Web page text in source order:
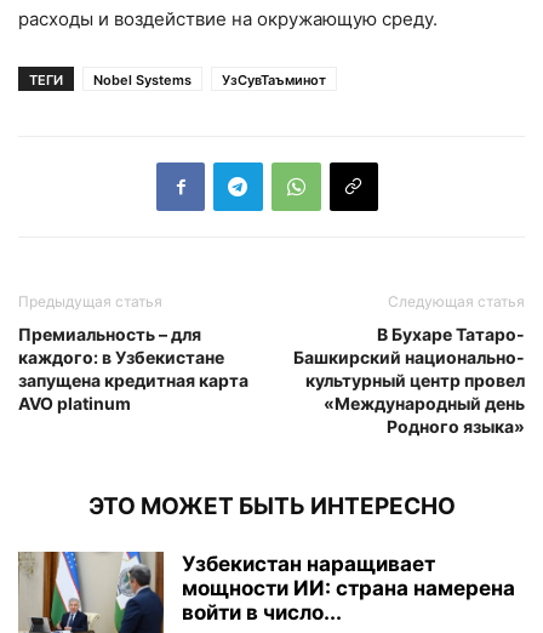
расходы и воздействие на окружающую среду.
ТЕГИ Nobel Systems УзСувТаъминот
Предыдущая статья
Премиальность – для
каждого: в Узбекистане
запущена кредитная карта
AVO platinum
Следующая статья
В Бухаре Татаро-
Башкирский национально-
культурный центр провел
«Международный день
Родного языка»
ЭТО МОЖЕТ БЫТЬ ИНТЕРЕСНО
Узбекистан наращивает
мощности ИИ: страна намерена
войти в число...